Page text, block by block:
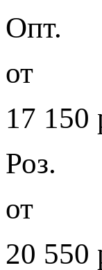
Опт.
от
17 150
Роз.
от
20 550